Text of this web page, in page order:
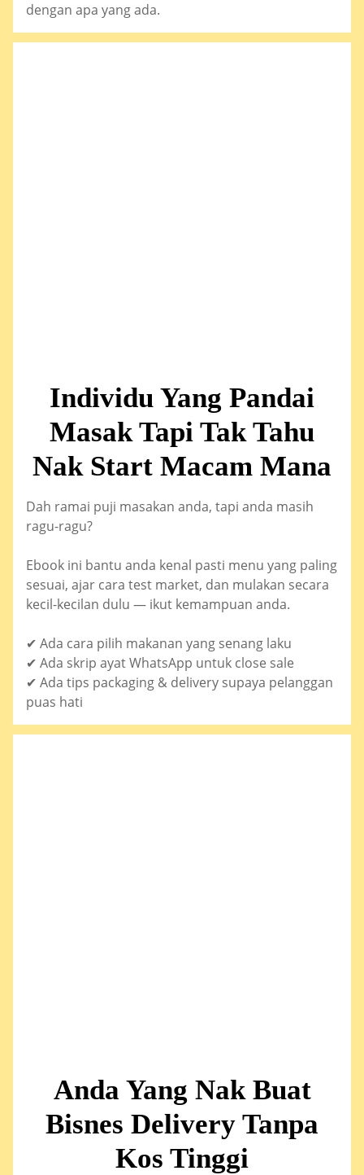
dengan apa yang ada.
Individu Yang Pandai
Masak Tapi Tak Tahu
Nak Start Macam Mana
Dah ramai puji masakan anda, tapi anda masih
ragu-ragu?
Ebook ini bantu anda kenal pasti menu yang paling
sesuai, ajar cara test market, dan mulakan secara
kecil-kecilan dulu — ikut kemampuan anda.
✔ Ada cara pilih makanan yang senang laku
✔ Ada skrip ayat WhatsApp untuk close sale
✔ Ada tips packaging & delivery supaya pelanggan
puas hati
Anda Yang Nak Buat
Bisnes Delivery Tanpa
Kos Tinggi